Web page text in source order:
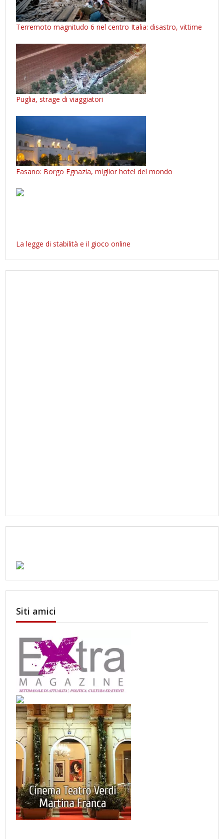
Terremoto magnitudo 6 nel centro Italia: disastro, vittime
Puglia, strage di viaggiatori
Fasano: Borgo Egnazia, miglior hotel del mondo
La legge di stabilità e il gioco online
Siti amici